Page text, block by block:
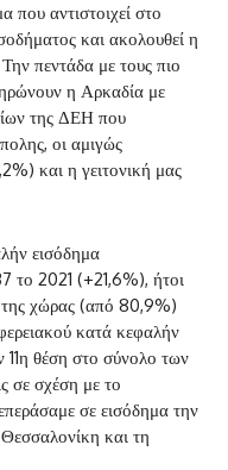
που αντιστοιχεί στο
και ακολουθεί η
πεντάδα με τους πιο
η Αρκαδία με
της ΔΕΗ που
οι αμιγώς
και η γειτονική μας
εισόδημα
το 2021 (+21,6%), ήτοι
χώρας (από 80,9%)
κατά κεφαλήν
11η θέση στο σύνολο των
σε σχέση με το
σε εισόδημα την
και τη